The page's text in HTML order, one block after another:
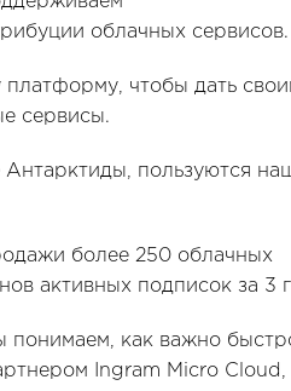
облачных сервисов.
чтобы дать
сервисы.
Антарктиды, пользуются
более 250 облачных
активных подписок за 3
понимаем, как важно
Ingram Micro Cloud,